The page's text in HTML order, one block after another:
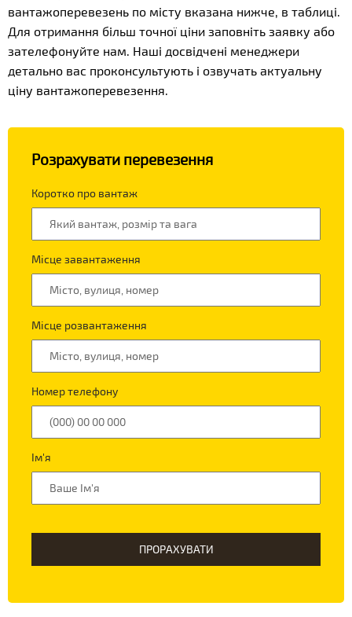
вантажоперевезень по місту вказана нижче, в таблиці.
Для отримання більш точної ціни заповніть заявку або
зателефонуйте нам. Наші досвідчені менеджери
детально вас проконсультують і озвучать актуальну
ціну вантажоперевезення.
Розрахувати перевезення
Коротко про вантаж
Місце завантаження
Місце розвантаження
Номер телефону
Ім'я
ПРОРАХУВАТИ